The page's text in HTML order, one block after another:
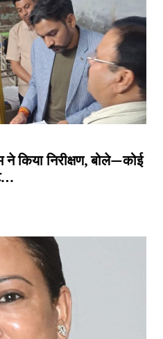
किया निरीक्षण, बोले—कोई